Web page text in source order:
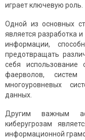
играет ключевую роль.
Одной из основных
является разработка
информации,
предотвращать
себя использование
фаерволов,
многоуровневых
данных.
Другим важным
киберугрозам
информационной